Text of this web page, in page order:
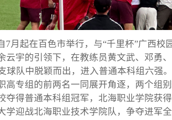
7月起在百色市举行，与“千里杯”广西校
云宇的引领下，在教练员黄文武、邓勇
球队中脱颖而出，进入普通本科组 六强
高专组的前两名一同展开角逐，两个组别
得普通本科组冠军， 北海职业学院获得
学迎战北海职业技术学院队 ，争夺进军